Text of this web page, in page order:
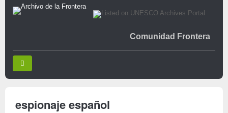
Comunidad Frontera
espionaje español